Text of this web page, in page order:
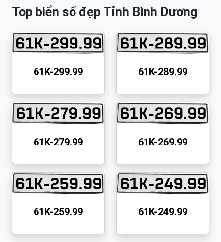
Top biển số đẹp Tỉnh Bình Dương
61K-299.99 61K-289.99
61K-279.99 61K-269.99
61K-259.99 61K-249.99